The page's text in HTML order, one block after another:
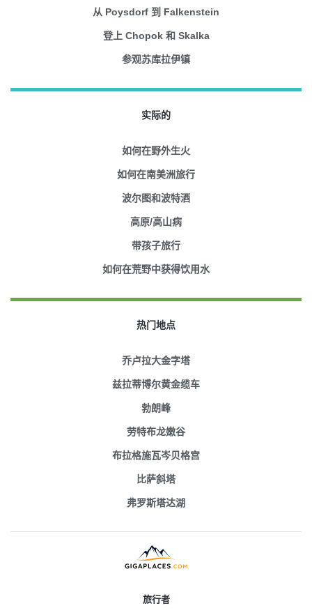
从 Poysdorf 到 Falkenstein
登上 Chopok 和 Skalka
参观苏库拉伊镇
实际的
如何在野外生火
如何在南美洲旅行
波尔图和波特酒
高原/高山病
带孩子旅行
如何在荒野中获得饮用水
热门地点
乔卢拉大金字塔
兹拉蒂博尔黄金缆车
勃朗峰
劳特布龙嫩谷
布拉格施瓦岑贝格宫
比萨斜塔
弗罗斯塔达湖
旅行者